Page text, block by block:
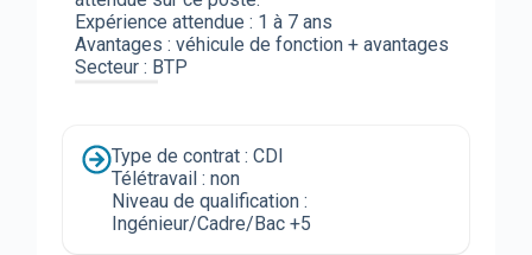
Expérience attendue : 1 à 7 ans
Avantages : véhicule de fonction + avantages
Secteur : BTP
Type de contrat : CDI
Télétravail : non
Niveau de qualification :
Ingénieur/Cadre/Bac +5